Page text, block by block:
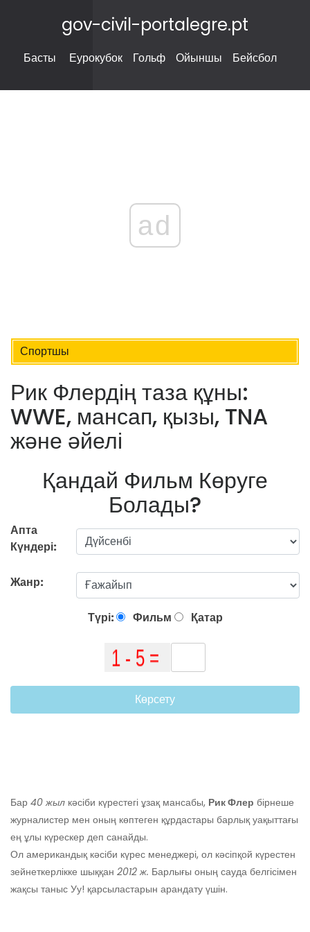
gov-civil-portalegre.pt
Басты Еурокубок Гольф Ойыншы Бейсбол
ad
Спортшы
Рик Флердің таза құны:
WWE, мансап, қызы, TNA
және әйелі
Қандай Фильм Көруге
Болады?
Апта
Күндері:
Жанр:
Түрі: Фильм Қатар
Көрсету
Бар 40 жыл кәсіби күрестегі ұзақ мансабы, Рик Флер бірнеше
журналистер мен оның көптеген құрдастары барлық уақыттағы
ең ұлы күрескер деп санайды.
Ол американдық кәсіби күрес менеджері, ол кәсіпқой күрестен
зейнеткерлікке шыққан 2012 ж. Барлығы оның сауда белгісімен
жақсы таныс Уу! қарсыластарын арандату үшін.